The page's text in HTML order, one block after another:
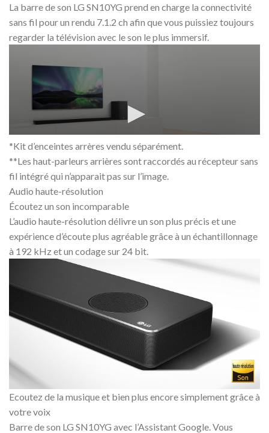
La barre de son LG SN10YG prend en charge la connectivité
sans fil pour un rendu 7.1.2 ch afin que vous puissiez toujours
regarder la télévision avec le son le plus immersif.
*Kit d’enceintes arrères vendu séparément.
**Les haut-parleurs arrières sont raccordés au récepteur sans
fil intégré qui n’apparait pas sur l’image.
Audio haute-résolution
Écoutez un son incomparable
L’audio haute-résolution délivre un son plus précis et une
expérience d’écoute plus agréable grâce à un échantillonnage
à 192 kHz et un codage sur 24 bit.
Ecoutez de la musique et bien plus encore simplement grâce à
votre voix
Barre de son LG SN10YG avec l’Assistant Google. Vous